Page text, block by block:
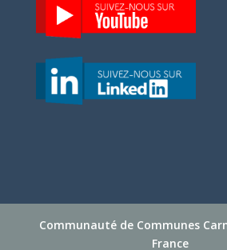
Communauté de Communes
France